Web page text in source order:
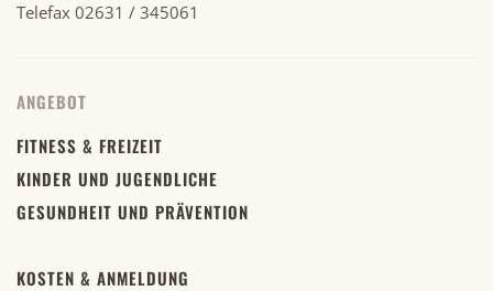
Telefax 02631 / 345061
ANGEBOT
FITNESS & FREIZEIT
KINDER UND JUGENDLICHE
GESUNDHEIT UND PRÄVENTION
KOSTEN & ANMELDUNG